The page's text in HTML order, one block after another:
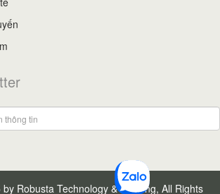
Robusta Technology & Training, All Rights